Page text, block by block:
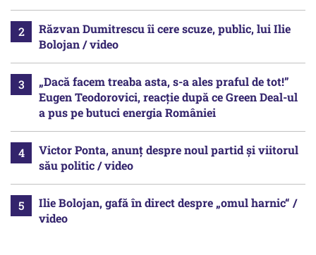
Răzvan Dumitrescu îi cere scuze, public, lui Ilie
Bolojan / video
„Dacă facem treaba asta, s-a ales praful de tot!”
Eugen Teodorovici, reacție după ce Green Deal-ul
a pus pe butuci energia României
Victor Ponta, anunț despre noul partid și viitorul
său politic / video
Ilie Bolojan, gafă în direct despre „omul harnic“ /
video